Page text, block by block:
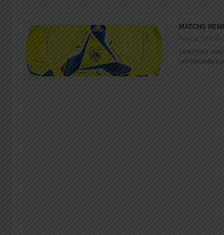
MATCHS
Posté le: 13
District des
une nouvelle